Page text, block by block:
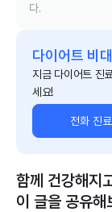
다.
다이어트 비
지금 다이어트 진
세요!
전화 진
함께 건강해지
이 글을 공유해